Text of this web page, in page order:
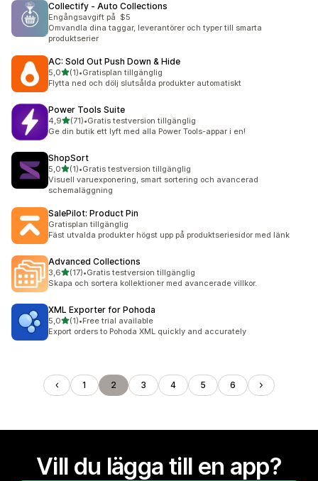
Collectify ‑ Auto Collections
Engångsavgift på $5
Omvandla dina taggar, leverantörer och typer till smarta
produktserier
AC: Sold Out Push Down & Hide
5,0av 5 stjärnor
(1)
1 recensioner totalt
•Gratisplan tillgänglig
Flytta ned och dölj slutsålda produkter automatiskt
Power Tools Suite
4,9av 5 stjärnor
(71)
71 recensioner totalt
•Gratis testversion tillgänglig
Ge din butik ett lyft med alla Power Tools-appar i en!
ShopSort
5,0av 5 stjärnor
(1)
1 recensioner totalt
•Gratis testversion tillgänglig
Visuell varuexponering, smart sortering och avancerad
schemaläggning
SalePilot: Product Pin
Gratisplan tillgänglig
Fäst utvalda produkter högst upp på produktseriesidor med länk
Advanced Collections
3,6av 5 stjärnor
(17)
17 recensioner totalt
•Gratis testversion tillgänglig
Skapa och sortera kollektioner med avancerade villkor.
XML Exporter for Pohoda
5,0av 5 stjärnor
(1)
1 recensioner totalt
•Free trial available
Export orders to Pohoda XML quickly and accurately
1 2 3 4 5 6
Vill du lägga till en app?